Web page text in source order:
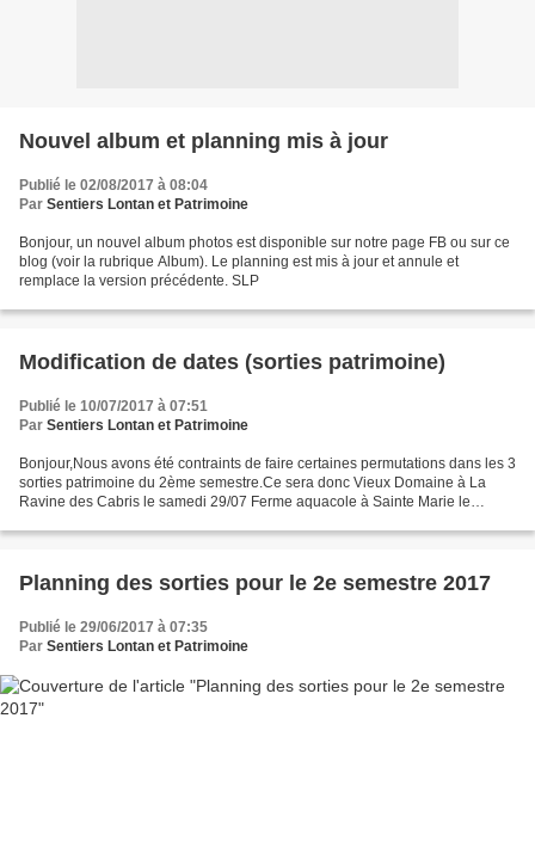
Nouvel album et planning mis à jour
Publié le 02/08/2017 à 08:04
Par Sentiers Lontan et Patrimoine
Bonjour, un nouvel album photos est disponible sur notre page FB ou sur ce
blog (voir la rubrique Album). Le planning est mis à jour et annule et
remplace la version précédente. SLP
Modification de dates (sorties patrimoine)
Publié le 10/07/2017 à 07:51
Par Sentiers Lontan et Patrimoine
Bonjour,Nous avons été contraints de faire certaines permutations dans les 3
sorties patrimoine du 2ème semestre.Ce sera donc Vieux Domaine à La
Ravine des Cabris le samedi 29/07 Ferme aquacole à Sainte Marie le
Planning des sorties pour le 2e semestre 2017
Publié le 29/06/2017 à 07:35
Par Sentiers Lontan et Patrimoine